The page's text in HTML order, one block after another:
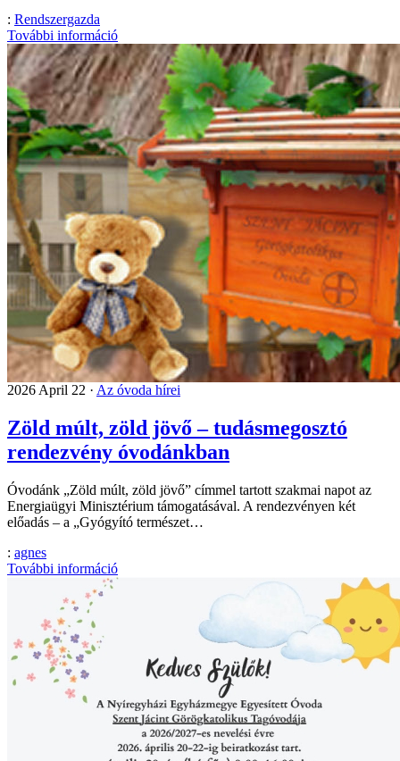
: Rendszergazda
További információ
2026 April 22 · Az óvoda hírei
Zöld múlt, zöld jövő – tudásmegosztó
rendezvény óvodánkban
Óvodánk „Zöld múlt, zöld jövő” címmel tartott szakmai napot az
Energiaügyi Minisztérium támogatásával. A rendezvényen két
előadás – a „Gyógyító természet…
: agnes
További információ